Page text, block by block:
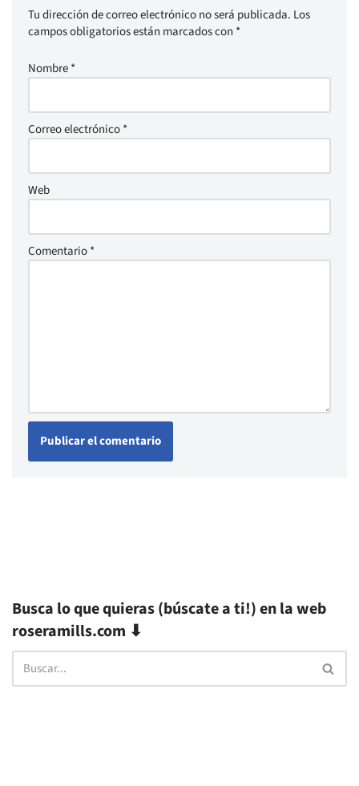
Tu dirección de correo electrónico no será publicada. Los
campos obligatorios están marcados con *
Nombre*
Correo electrónico*
Web
Comentario*
Busca lo que quieras (búscate a ti!) en la web
roseramills.com ⬇